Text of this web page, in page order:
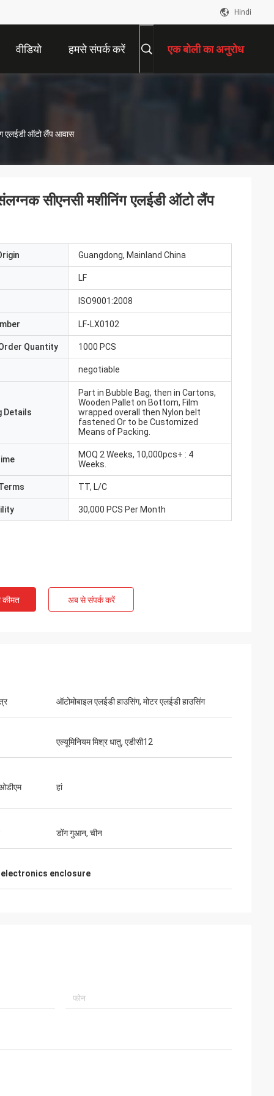
Hindi
वीडियो हमसे संपर्क करें एक बोली का अनुरोध
एलईडी ऑटो लैंप आवास
सीएनसी मशीनिंग एलईडी ऑटो लैंप
Guangdong, Mainland China
LF
ISO9001:2008
LF-LX0102
Quantity 1000 PCS
negotiable
Details
Part in Bubble Bag, then in Cartons,
Wooden Pallet on Bottom, Film
wrapped overall then Nylon belt
fastened Or to be Customized
Means of Packing.
MOQ 2 Weeks, 10,000pcs+ : 4
Weeks.
TT, L/C
30,000 PCS Per Month
कीमत अब से संपर्क करें
ऑटोमोबाइल एलईडी हाउसिंग, मोटर एलईडी हाउसिंग
एल्यूमिनियम मिश्र धातु, एडीसी12
हां
डोंग गुआन, चीन
enclosure